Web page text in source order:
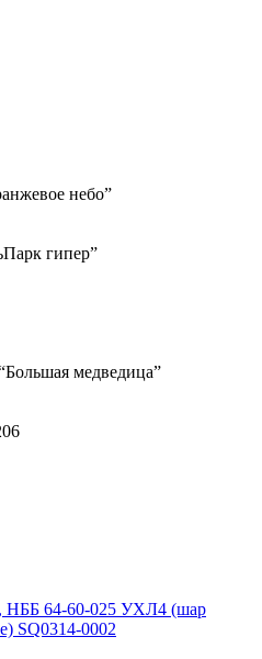
небо​”
гипер”
медведица”
НББ 64-60-025 УХЛ4 (шар
SQ0314-0002